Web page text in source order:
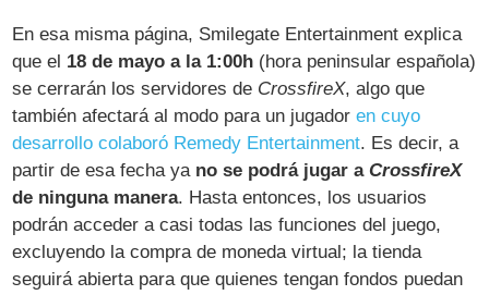
En esa misma página, Smilegate Entertainment explica
que el 18 de mayo a la 1:00h (hora peninsular española)
se cerrarán los servidores de CrossfireX, algo que
también afectará al modo para un jugadoren cuyo
desarrollo colaboró Remedy Entertainment. Es decir, a
partir de esa fecha ya no se podrá jugar aCrossfireX
de ninguna manera. Hasta entonces, los usuarios
podrán acceder a casi todas las funciones del juego,
excluyendo la compra de moneda virtual; la tienda
seguirá abierta para que quienes tengan fondos puedan